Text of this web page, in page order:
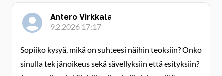
Antero Virkkala
9.2.2026 17:17
Sopiiko kysyä, mikä on suhteesi näihin teoksiin? Onko
sinulla tekijänoikeus sekä sävellyksiin että esityksiin?